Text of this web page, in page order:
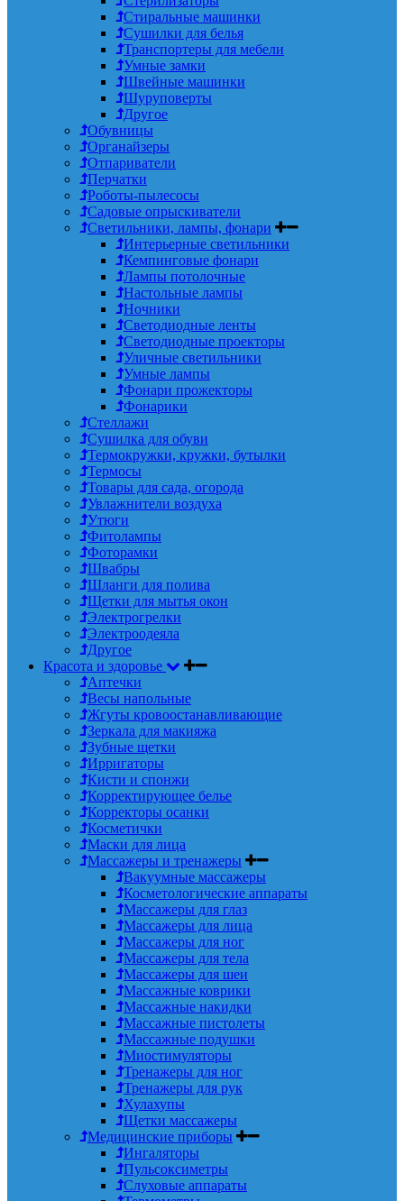
Стиральные машинки
Сушилки для белья
Транспортеры для мебели
Умные замки
Швейные машинки
Шуруповерты
Другое
Обувницы
Органайзеры
Отпариватели
Перчатки
Роботы-пылесосы
Садовые опрыскиватели
Светильники, лампы, фонари
Интерьерные светильники
Кемпинговые фонари
Лампы потолочные
Настольные лампы
Ночники
Светодиодные ленты
Светодиодные проекторы
Уличные светильники
Умные лампы
Фонари прожекторы
Фонарики
Стеллажи
Сушилка для обуви
Термокружки, кружки, бутылки
Термосы
Товары для сада, огорода
Увлажнители воздуха
Утюги
Фитолампы
Фоторамки
Швабры
Шланги для полива
Щетки для мытья окон
Электрогрелки
Электроодеяла
Другое
Красота и здоровье
Аптечки
Весы напольные
Жгуты кровоостанавливающие
Зеркала для макияжа
Зубные щетки
Ирригаторы
Кисти и спонжи
Корректирующее белье
Корректоры осанки
Косметички
Маски для лица
Массажеры и тренажеры
Вакуумные массажеры
Косметологические аппараты
Массажеры для глаз
Массажеры для лица
Массажеры для ног
Массажеры для тела
Массажеры для шеи
Массажные коврики
Массажные накидки
Массажные пистолеты
Массажные подушки
Миостимуляторы
Тренажеры для ног
Тренажеры для рук
Хулахупы
Щетки массажеры
Медицинские приборы
Ингаляторы
Пульсоксиметры
Слуховые аппараты